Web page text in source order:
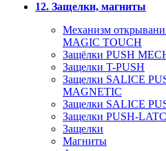
12. Защелки, магниты
Механизм
MAGIC TOUCH
Защёлки PUSH
Защелки T-PUSH
Защелки SALICE
MAGNETIC
Защелки SALICE
Защелки PUSH-
Защелки
Магниты